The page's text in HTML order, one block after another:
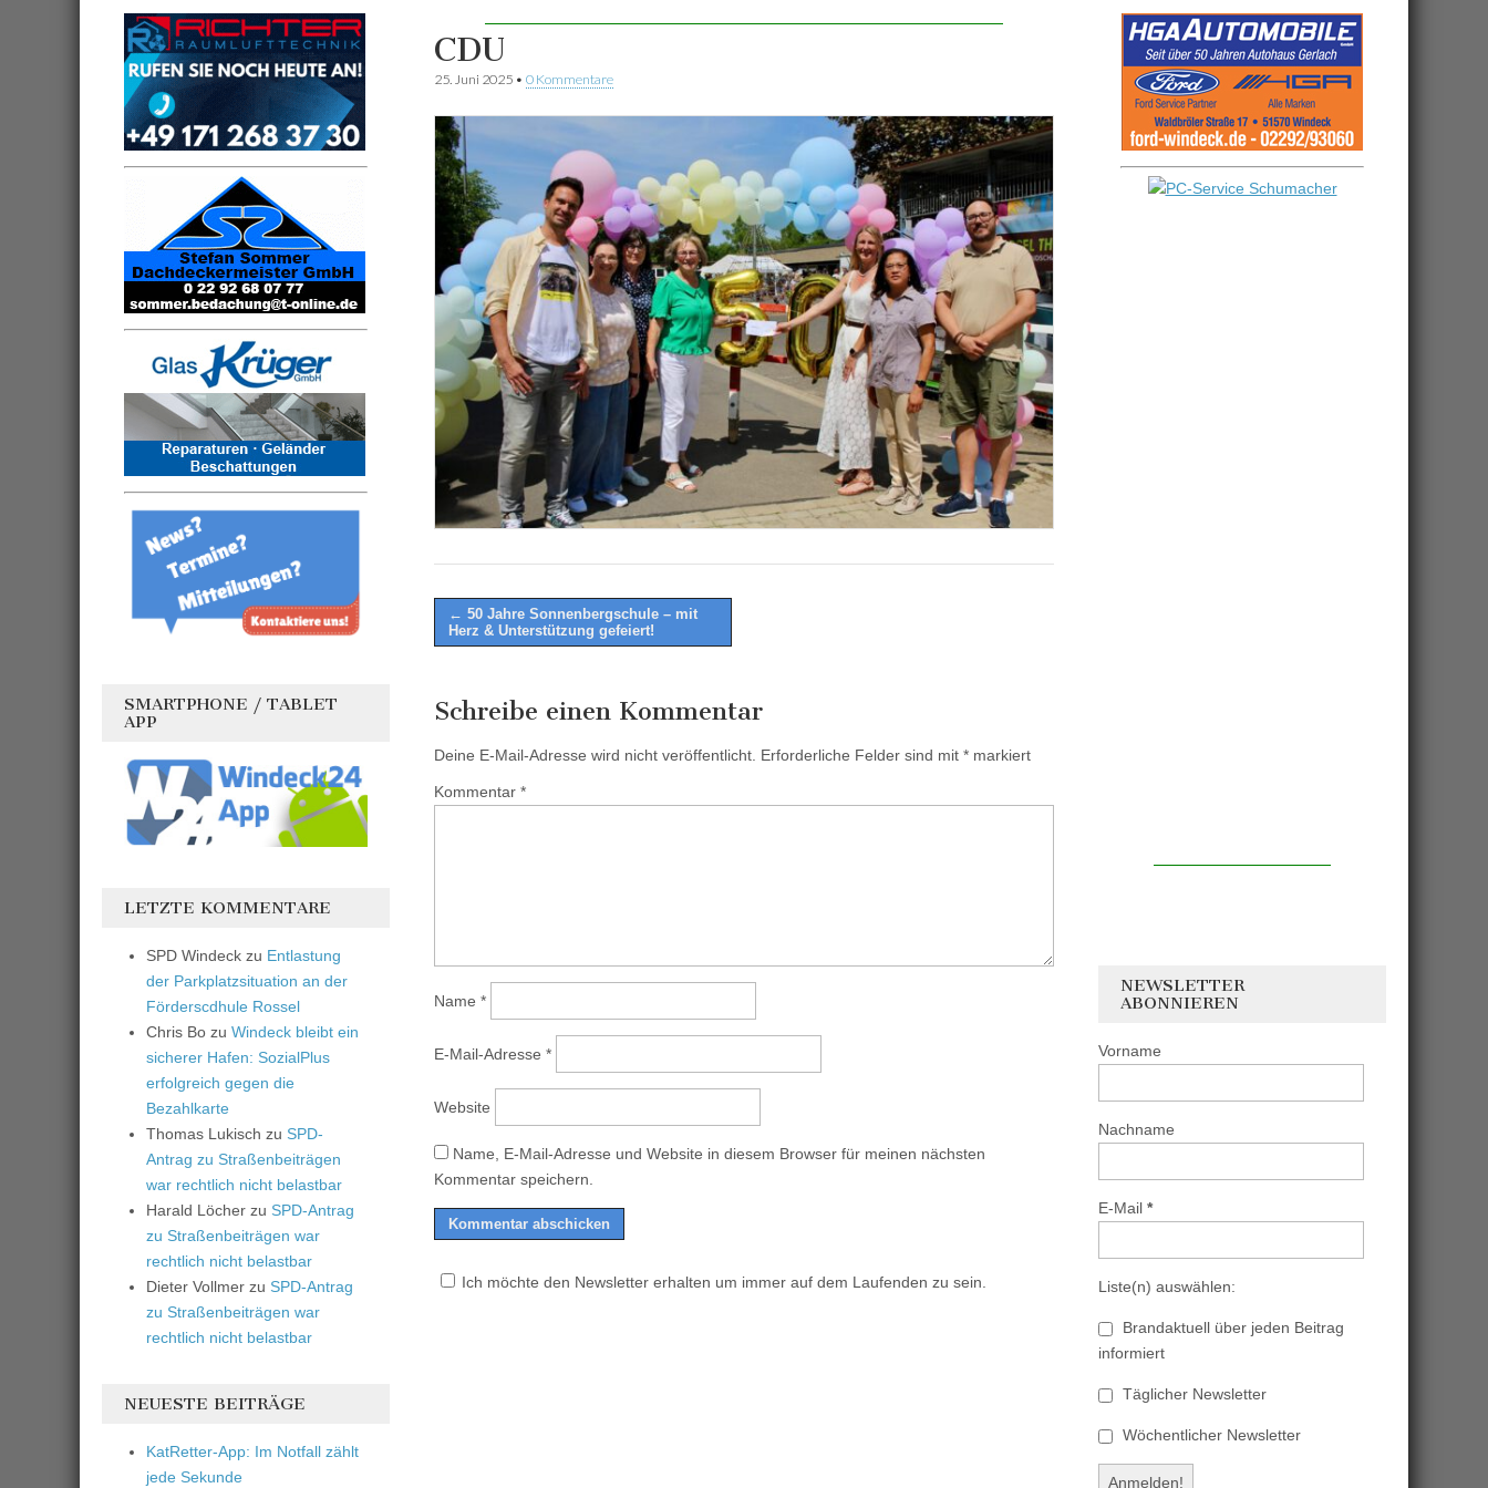
CDU
25. Juni 2025 • 0 Kommentare
Post
navigation
← 50 Jahre Sonnenbergschule – mit
Herz & Unterstützung gefeiert!
Schreibe einen Kommentar
Deine E-Mail-Adresse wird nicht veröffentlicht. Erforderliche Felder sind mit * markiert
Kommentar *
Name *
E-Mail-Adresse *
Website
Name, E-Mail-Adresse und Website in diesem Browser für meinen nächsten
Kommentar speichern.
Ich möchte den Newsletter erhalten um immer auf dem Laufenden zu sein.
SMARTPHONE / TABLET
APP
LETZTE KOMMENTARE
SPD Windeck zu Entlastung
der Parkplatzsituation an der
Förderscdhule Rossel
Chris Bo zu Windeck bleibt ein
sicherer Hafen: SozialPlus
erfolgreich gegen die
Bezahlkarte
Thomas Lukisch zu SPD-
Antrag zu Straßenbeiträgen
war rechtlich nicht belastbar
Harald Löcher zu SPD-Antrag
zu Straßenbeiträgen war
rechtlich nicht belastbar
Dieter Vollmer zu SPD-Antrag
zu Straßenbeiträgen war
rechtlich nicht belastbar
NEUESTE BEITRÄGE
KatRetter-App: Im Notfall zählt
jede Sekunde
NEWSLETTER
ABONNIEREN
Vorname
Nachname
E-Mail *
Liste(n) auswählen:
Brandaktuell über jeden Beitrag
informiert
Täglicher Newsletter
Wöchentlicher Newsletter